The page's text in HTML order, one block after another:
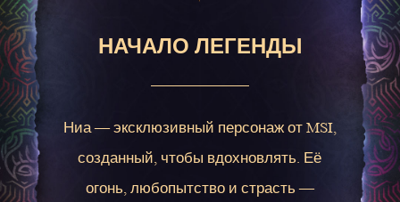
НАЧАЛО ЛЕГЕНДЫ
Ниа — эксклюзивный персонаж от MSI,
созданный, чтобы вдохновлять. Её
огонь, любопытство и страсть —